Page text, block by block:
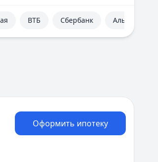
К
Казань
Калининград
Курск
Л
Липецк
М
ВТБ Сбербанк Альфа-Банк
Оформить ипотеку